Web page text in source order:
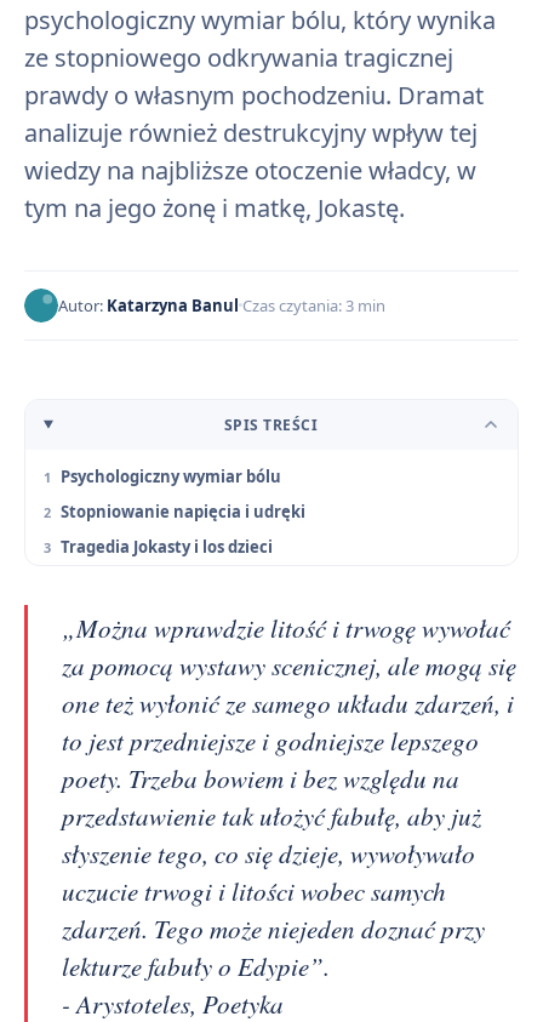
psychologiczny wymiar bólu, który wynika
ze stopniowego odkrywania tragicznej
prawdy o własnym pochodzeniu. Dramat
analizuje również destrukcyjny wpływ tej
wiedzy na najbliższe otoczenie władcy, w
tym na jego żonę i matkę, Jokastę.
Autor: Katarzyna Banul Czas czytania: 3 min
SPIS TREŚCI
Psychologiczny wymiar bólu
Stopniowanie napięcia i udręki
Tragedia Jokasty i los dzieci
„Można wprawdzie litość i trwogę wywołać
za pomocą wystawy scenicznej, ale mogą się
one też wyłonić ze samego układu zdarzeń, i
to jest przedniejsze i godniejsze lepszego
poety. Trzeba bowiem i bez względu na
przedstawienie tak ułożyć fabułę, aby już
słyszenie tego, co się dzieje, wywoływało
uczucie trwogi i litości wobec samych
zdarzeń. Tego może niejeden doznać przy
lekturze fabuły o Edypie”.
- Arystoteles, Poetyka